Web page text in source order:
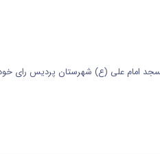
امام علی (ع) شهرستان پردیس رای